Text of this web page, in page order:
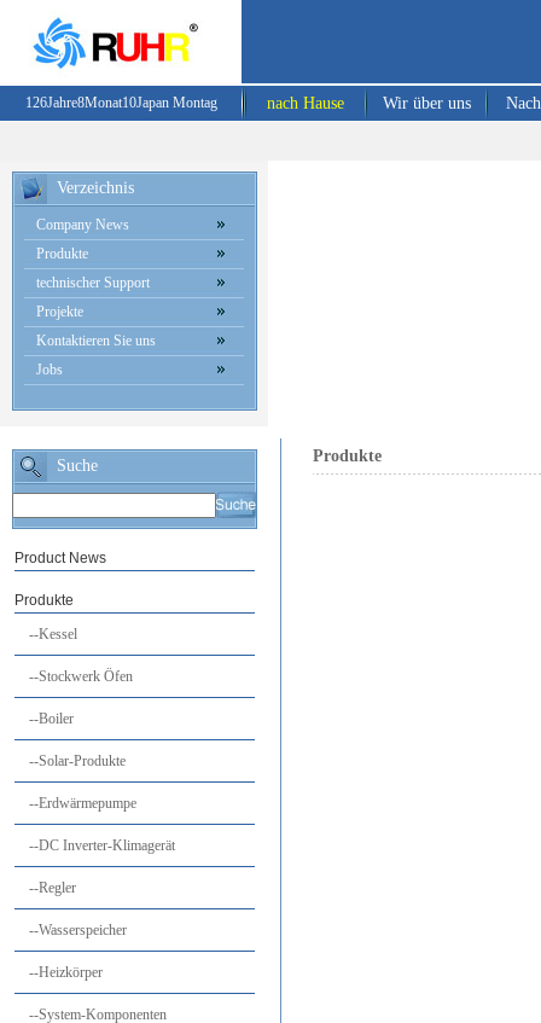
126Jahre8Monat10Japan Montag nach Hause Wir über uns
Verzeichnis
Company News
Produkte
technischer Support
Projekte
Kontaktieren Sie uns
Jobs
Suche
Product News
Produkte
--Kessel
--Stockwerk Öfen
--Boiler
--Solar-Produkte
--Erdwärmepumpe
--DC Inverter-Klimagerät
--Regler
--Wasserspeicher
--Heizkörper
--System-Komponenten
Produkte